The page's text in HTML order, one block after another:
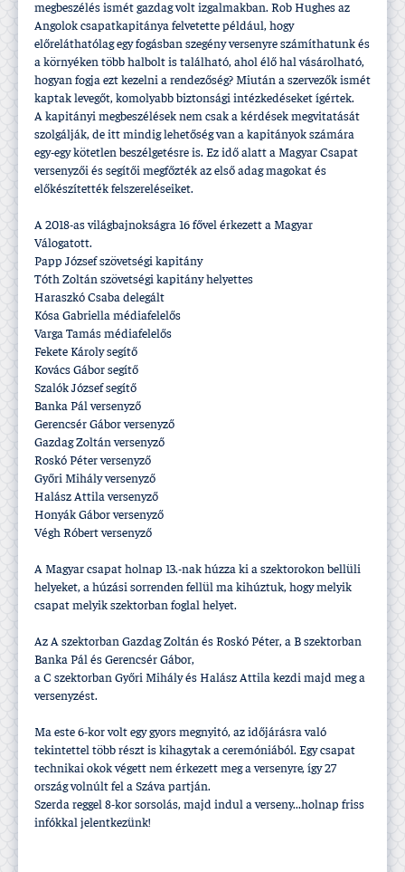
megbeszélés ismét gazdag volt izgalmakban. Rob Hughes az
Angolok csapatkapitánya felvetette például, hogy
előreláthatólag egy fogásban szegény versenyre számí­thatunk és
a környéken több halbolt is található, ahol élő hal vásárolható,
hogyan fogja ezt kezelni a rendezőség? Miután a szervezők ismét
kaptak levegőt, komolyabb biztonsági intézkedéseket í­gértek.
A kapitányi megbeszélések nem csak a kérdések megvitatását
szolgálják, de itt mindig lehetőség van a kapitányok számára
egy-egy kötetlen beszélgetésre is. Ez idő alatt a Magyar Csapat
versenyzői és segí­tői megfőzték az első adag magokat és
előkészí­tették felszereléseiket.
A 2018-as világbajnokságra 16 fővel érkezett a Magyar
Válogatott.
Papp József szövetségi kapitány
Tóth Zoltán szövetségi kapitány helyettes
Haraszkó Csaba delegált
Kósa Gabriella médiafelelős
Varga Tamás médiafelelős
Fekete Károly segí­tő
Kovács Gábor segí­tő
Szalók József segí­tő
Banka Pál versenyző
Gerencsér Gábor versenyző
Gazdag Zoltán versenyző
Roskó Péter versenyző
Győri Mihály versenyző
Halász Attila versenyző
Honyák Gábor versenyző
Végh Róbert versenyző
A Magyar csapat holnap 13.-nak húzza ki a szektorokon bellüli
helyeket, a húzási sorrenden fellül ma kihúztuk, hogy melyik
csapat melyik szektorban foglal helyet.
Az A szektorban Gazdag Zoltán és Roskó Péter, a B szektorban
Banka Pál és Gerencsér Gábor,
a C szektorban Győri Mihály és Halász Attila kezdi majd meg a
versenyzést.
Ma este 6-kor volt egy gyors megnyitó, az időjárásra való
tekintettel több részt is kihagytak a ceremóniából. Egy csapat
technikai okok végett nem érkezett meg a versenyre, í­gy 27
ország volnúlt fel a Száva partján.
Szerda reggel 8-kor sorsolás, majd indul a verseny...holnap friss
infókkal jelentkezünk!